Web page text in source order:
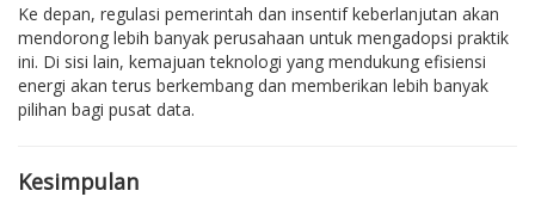
Ke depan, regulasi pemerintah dan insentif keberlanjutan akan
mendorong lebih banyak perusahaan untuk mengadopsi praktik
ini. Di sisi lain, kemajuan teknologi yang mendukung efisiensi
energi akan terus berkembang dan memberikan lebih banyak
pilihan bagi pusat data.
Kesimpulan